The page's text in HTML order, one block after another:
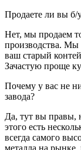
Продаете ли вы б/
Нет, мы продаем
производства. Мы
ваш старый
Зачастую проще
Почему у вас не
завода?
Да, тут вы правы,
этого есть
всегда самого
металла на